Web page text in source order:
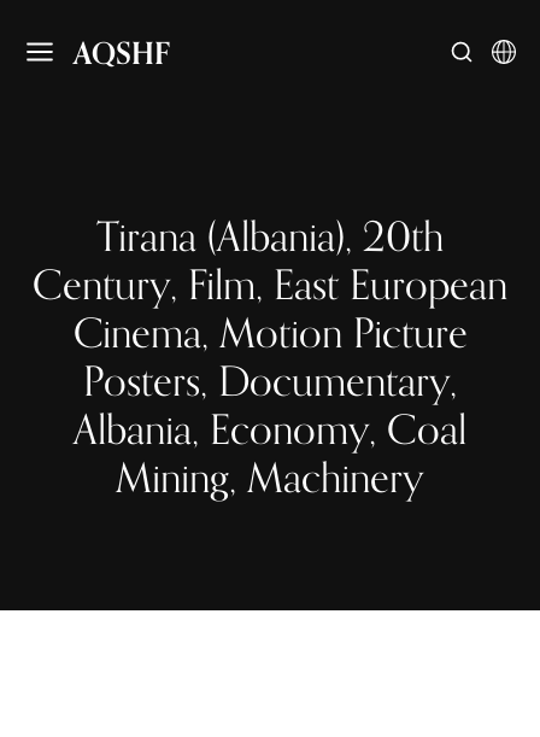
AQSHF
Tirana (Albania), 20th
Century, Film, East European
Cinema, Motion Picture
Posters, Documentary,
Albania, Economy, Coal
Mining, Machinery